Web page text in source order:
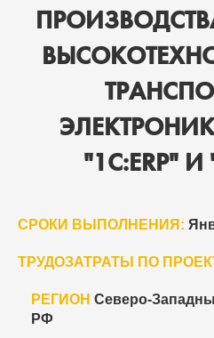
"1С:ERP" И
СРОКИ ВЫПОЛНЕНИЯ:
ТРУДОЗАТРАТЫ ПО
РЕГИОН Северо-
РФ